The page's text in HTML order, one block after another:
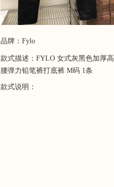
品牌：Fylo
款式描述：FYLO 女式灰黑色加厚高
腰弹力铅笔裤打底裤 M码 1条
款式说明：